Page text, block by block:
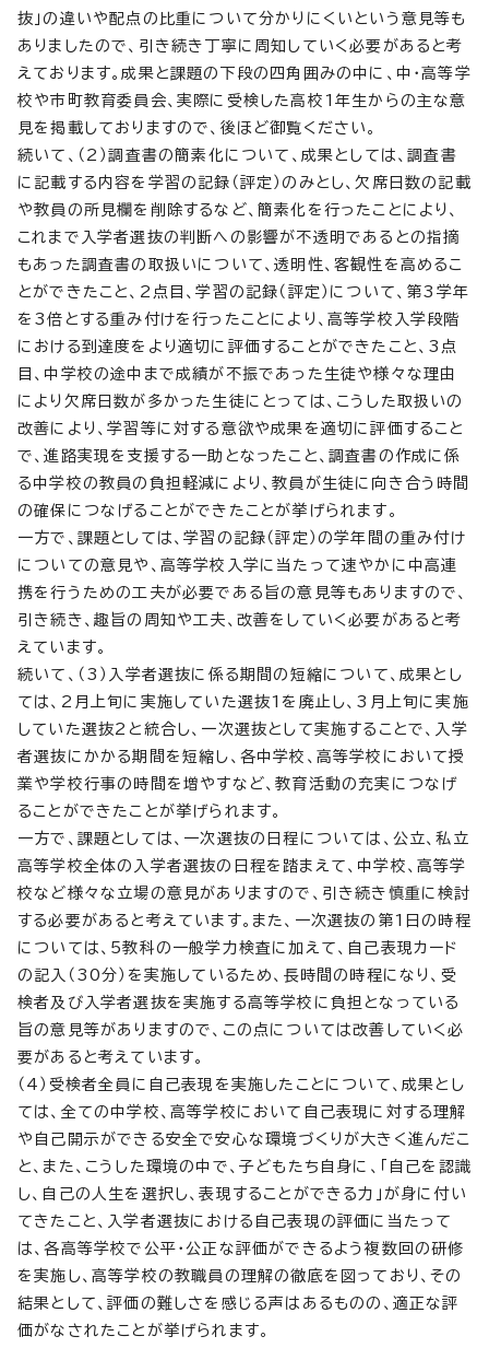
抜」の違いや配点の比重について分かりにくいという意見等も
ありましたので、引き続き丁寧に周知していく必要があると考
えております。成果と課題の下段の四角囲みの中に、中・高等学
校や市町教育委員会、実際に受検した高校1年生からの主な意
見を掲載しておりますので、後ほど御覧ください。
続いて、（2）調査書の簡素化について、成果としては、調査書
に記載する内容を学習の記録（評定）のみとし、欠席日数の記載
や教員の所見欄を削除するなど、簡素化を行ったことにより、
これまで入学者選抜の判断への影響が不透明であるとの指摘
もあった調査書の取扱いについて、透明性、客観性を高めるこ
とができたこと、2点目、学習の記録（評定）について、第3学年
を3倍とする重み付けを行ったことにより、高等学校入学段階
における到達度をより適切に評価することができたこと、3点
目、中学校の途中まで成績が不振であった生徒や様々な理由
により欠席日数が多かった生徒にとっては、こうした取扱いの
改善により、学習等に対する意欲や成果を適切に評価すること
で、進路実現を支援する一助となったこと、調査書の作成に係
る中学校の教員の負担軽減により、教員が生徒に向き合う時間
の確保につなげることができたことが挙げられます。
一方で、課題としては、学習の記録（評定）の学年間の重み付け
についての意見や、高等学校入学に当たって速やかに中高連
携を行うための工夫が必要である旨の意見等もありますので、
引き続き、趣旨の周知や工夫、改善をしていく必要があると考
えています。
続いて、（3）入学者選抜に係る期間の短縮について、成果とし
ては、2月上旬に実施していた選抜1を廃止し、3月上旬に実施
していた選抜2と統合し、一次選抜として実施することで、入学
者選抜にかかる期間を短縮し、各中学校、高等学校において授
業や学校行事の時間を増やすなど、教育活動の充実につなげ
ることができたことが挙げられます。
一方で、課題としては、一次選抜の日程については、公立、私立
高等学校全体の入学者選抜の日程を踏まえて、中学校、高等学
校など様々な立場の意見がありますので、引き続き慎重に検討
する必要があると考えています。また、一次選抜の第1日の時程
については、5教科の一般学力検査に加えて、自己表現カード
の記入（30分）を実施しているため、長時間の時程になり、受
検者及び入学者選抜を実施する高等学校に負担となっている
旨の意見等がありますので、この点については改善していく必
要があると考えています。
（4）受検者全員に自己表現を実施したことについて、成果とし
ては、全ての中学校、高等学校において自己表現に対する理解
や自己開示ができる安全で安心な環境づくりが大きく進んだこ
と、また、こうした環境の中で、子どもたち自身に、「自己を認識
し、自己の人生を選択し、表現することができる力」が身に付い
てきたこと、入学者選抜における自己表現の評価に当たって
は、各高等学校で公平・公正な評価ができるよう複数回の研修
を実施し、高等学校の教職員の理解の徹底を図っており、その
結果として、評価の難しさを感じる声はあるものの、適正な評
価がなされたことが挙げられます。